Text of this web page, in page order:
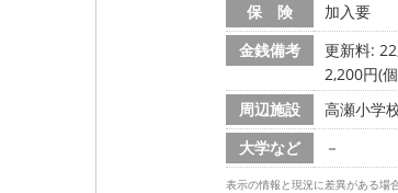
保 険
加入要
金銭備考
更新料:
2,200円(
周辺施設
高瀬小学
大学など
－
表示の情報と現況に差異がある場